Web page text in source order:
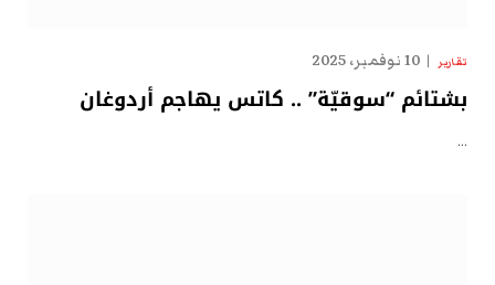
تقارير 10 نوفمبر، 2025
بشتائم “سوقيّة” .. كاتس يهاجم أردوغان
…